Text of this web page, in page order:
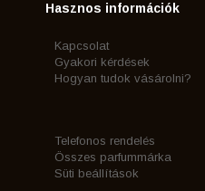
Hasznos információk
Kapcsolat
Gyakori kérdések
Hogyan tudok vásárolni?
Telefonos rendelés
Összes parfummárka
Süti beállítások